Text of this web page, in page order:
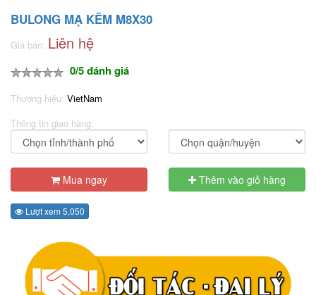
BULONG MẠ KẼM M8X30
Giá bán: Liên hệ
0/5 đánh giá
Thương hiệu: VietNam
Thông tin giao hàng:
Mua ngay Thêm vào giỏ hàng
Lượt xem 5,050